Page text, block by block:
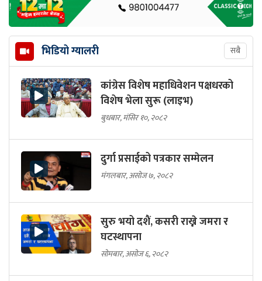
भिडियो ग्यालरी सबै
कांग्रेस विशेष महाधिवेशन पक्षधरको
विशेष भेला सुरू (लाइभ)
बुधबार, मंसिर १०, २०८२
दुर्गा प्रसाईको पत्रकार सम्मेलन
मंगलबार, असोज ७, २०८२
सुरु भयो दशैं, कसरी राख्ने जमरा र
घटस्थापना
सोमबार, असोज ६, २०८२